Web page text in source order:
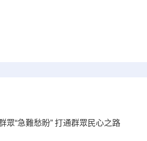
眾“急難愁盼” 打通群眾民心之路